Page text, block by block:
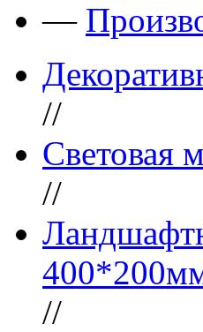
—
//
Световая
//
//